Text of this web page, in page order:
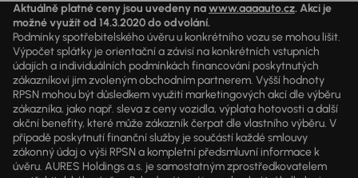
Aktuálně platné ceny jsou uvedeny nawww.aaaauto.cz. Akci je
možné využít od 14.3.2020 do odvolání.
Podmínky spotřebitelského úvěru u konkrétního vozu se mohou lišit.
Výpočet splátky je orientační a závisí na konkrétních vstupních
údajích a individuálních podmínkách financování poskytnutých
zákazníkovi jim zvoleným obchodním partnerem. Vyšší hodnoty
RPSN mohou být důsledkem využití marketingových akcí dle výběru
zákazníka, jako např. sleva z ceny vozidla, výplata hotovosti a další
akční benefity, které může zákazník čerpat dle vlastního výběru. V
případě poskytnutí finanční služby je součástí každé smlouvy
zákonný údaj o výši RPSN a kompletní předsmluvní informace k
úvěru. AURES Holdings a.s. je samostatným zprostředkovatelem